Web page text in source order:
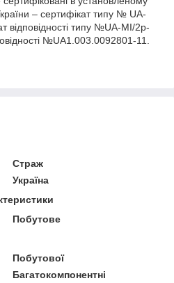
– сертифікат типу № UA-
відповідності типу №UA-MI/2p-
№UA1.003.0092801-11.
Страж
Україна
Побутове
Побутової
Багатокомпонентні